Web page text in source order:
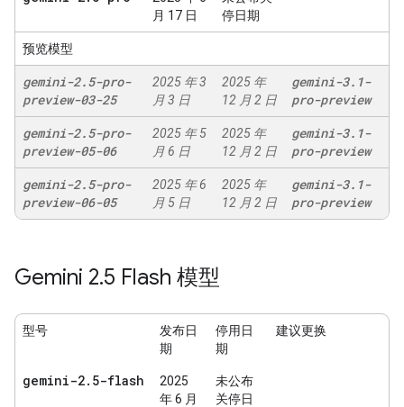
月 17 日
停日期
预览模型
gemini-2.5-pro-
preview-03-25
2025 年 3
月 3 日
2025 年
12 月 2 日
gemini-3. 1-
pro-preview
gemini-2.5-pro-
preview-05-06
2025 年 5
月 6 日
2025 年
12 月 2 日
gemini-3. 1-
pro-preview
gemini-2.5-pro-
preview-06-05
2025 年 6
月 5 日
2025 年
12 月 2 日
gemini-3. 1-
pro-preview
Gemini 2.5 Flash 模型
型号
发布日
期
停用日
期
建议更换
gemini-2. 5-flash
2025
年 6 月
未公布
关停日